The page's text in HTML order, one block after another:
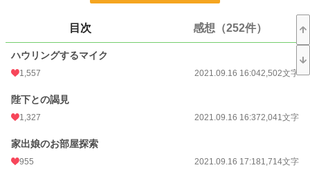
※専門用語は出来るだけ注釈をつけますが、作者が専門用語だと思ってない専門
用語がある場合があります
※作者都合のご都合主義です。
※リアルで似たようなものが出てくると思いますが気のせいです。
※爵位や言葉使いなど現実世界、他の作者さんの作品とは異なります（似てるモ
※誤字脱字結構多い作者です（ごめんなさい）コメント欄より教えて頂けると非
常に助かります。
小説 3,762 位 / 228,607 件
目次 感想（252件）
ハウリングするマイク
1,557 2021.09.16 16:042,502文字
陛下との謁見
1,327 2021.09.16 16:372,041文字
家出娘のお部屋探索
955 2021.09.16 17:181,714文字